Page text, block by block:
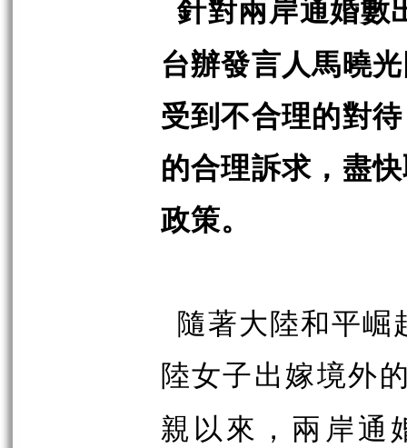
針對兩岸通婚數
台辦發言人馬曉
受到不合理的對
的合理訴求，盡
政策。
隨著大陸和平崛
陸女子出嫁境外
親以來，兩岸通